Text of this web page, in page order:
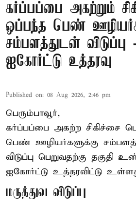
கர்ப்பப்பை அகற்றும்
ஒப்பந்த பெண்
சம்பளத்துடன்
ஐகோர்ட்டு உத்தரவு
Published on: 08 Aug 2026, 2:46 pm
பெரும்பாவூர்,
கர்ப்பப்பை அகற்ற சிகிச்சை
பெண் ஊழியர்களுக்கு
விடுப்பு பெறுவதற்கு தகுதி
ஐகோர்ட்டு உத்தரவிட்டு
மருத்துவ விடுப்பு